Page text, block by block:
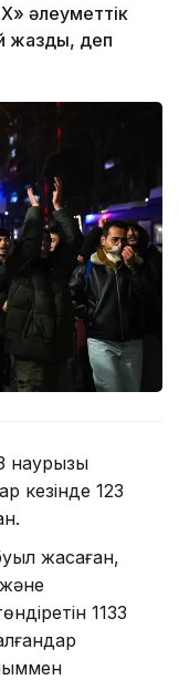
әлеуметтік
жазды, деп
наурызы
кезінде 123
жасаған,
1133